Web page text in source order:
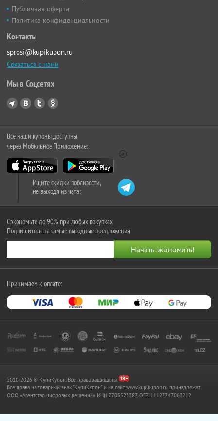
Публичная оферта
Политика конфиденциальности
Контакты
sprosi@kupikupon.ru
Связаться с нами
Мы в Соцсетях
Все наши купоны доступны
через Мобильное Приложение:
Ищите скидки поблизости,
не выходя из чата:
Сэкономьте до 90% при любых покупках
Подпишитесь на самые выгодные предложения
Принимаем к оплате:
2010-2026 © КупиКупон. Все права защищены.
Все права на товарный знак "КупиКупон" и на сайт www.kupikupon.ru принадлежат
OOO «Агентство цифровых решений» ИНН 7705523387, ОГРН 1127747063212